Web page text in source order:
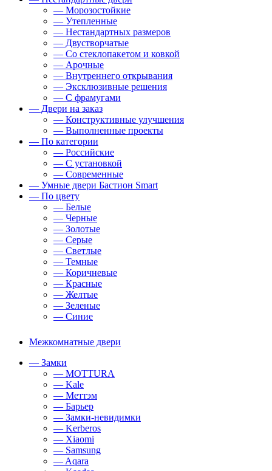
— Морозостойкие
— Утепленные
— Нестандартных размеров
— Двустворчатые
— Со стеклопакетом и ковкой
— Арочные
— Внутреннего открывания
— Эксклюзивные решения
— С фрамугами
— Двери на заказ
— Конструктивные улучшения
— Выполненные проекты
— По категории
— Российские
— С установкой
— Современные
— Умные двери Бастион Smart
— По цвету
— Белые
— Черные
— Золотые
— Серые
— Светлые
— Темные
— Коричневые
— Красные
— Желтые
— Зеленые
— Синие
Межкомнатные двери
— Замки
— MOTTURA
— Kale
— Меттэм
— Барьер
— Замки-невидимки
— Kerberos
— Xiaomi
— Samsung
— Aqara